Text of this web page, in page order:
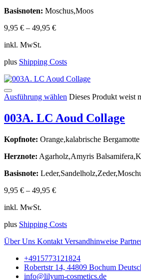
Basisnoten: Moschus,Moos
9,95 € – 49,95 €
inkl. MwSt.
plus Shipping Costs
Ausführung wählen Dieses Produkt weist
003A. LC Aoud Collage
Kopfnote: Orange,kalabrische Bergamotte
Herznote: Agarholz,Amyris
Basisnote:
9,95 € – 49,95 €
inkl. MwSt.
plus Shipping Costs
Über Uns Kontakt Versandhinweise
+4915773121824
Robertstr 14, 44809 Bochum
info@lilyum-cosmetics.de